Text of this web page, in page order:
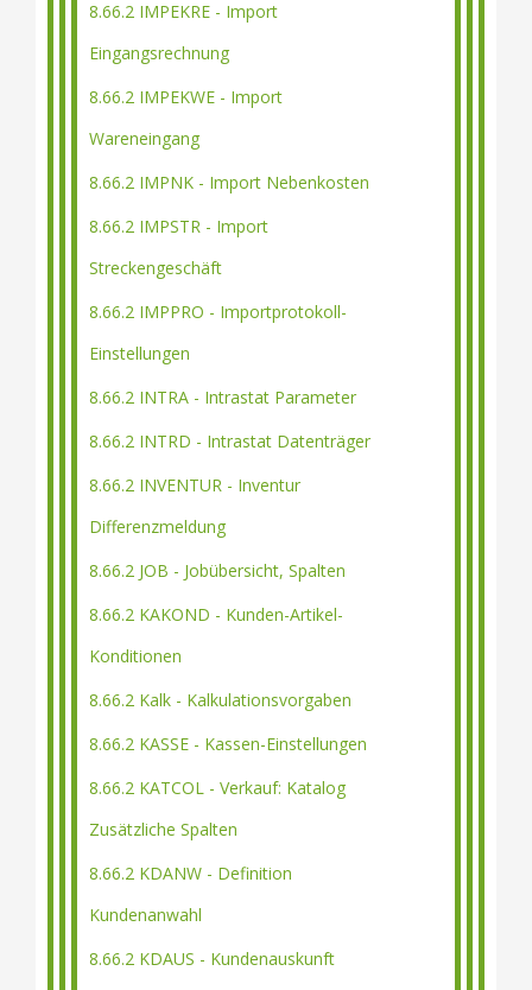
8.66.2 IMPEKRE - Import
Eingangsrechnung
8.66.2 IMPEKWE - Import
Wareneingang
8.66.2 IMPNK - Import Nebenkosten
8.66.2 IMPSTR - Import
Streckengeschäft
8.66.2 IMPPRO - Importprotokoll-
Einstellungen
8.66.2 INTRA - Intrastat Parameter
8.66.2 INTRD - Intrastat Datenträger
8.66.2 INVENTUR - Inventur
Differenzmeldung
8.66.2 JOB - Jobübersicht, Spalten
8.66.2 KAKOND - Kunden-Artikel-
Konditionen
8.66.2 Kalk - Kalkulationsvorgaben
8.66.2 KASSE - Kassen-Einstellungen
8.66.2 KATCOL - Verkauf: Katalog
Zusätzliche Spalten
8.66.2 KDANW - Definition
Kundenanwahl
8.66.2 KDAUS - Kundenauskunft